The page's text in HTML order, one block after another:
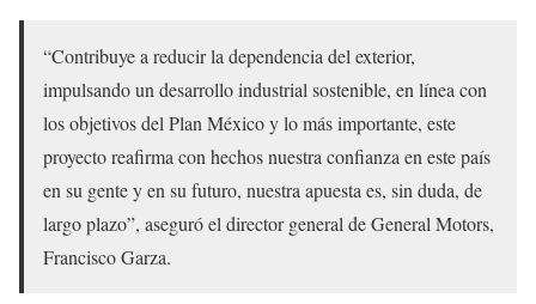
“Contribuye a reducir la dependencia del exterior,
impulsando un desarrollo industrial sostenible, en línea con
los objetivos del Plan México y lo más importante, este
proyecto reafirma con hechos nuestra confianza en este país
en su gente y en su futuro, nuestra apuesta es, sin duda, de
largo plazo”, aseguró el director general de General Motors,
Francisco Garza.